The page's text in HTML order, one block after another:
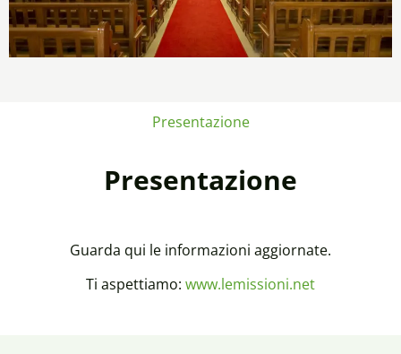
Presentazione
Presentazione
Guarda qui le informazioni aggiornate.
Ti aspettiamo: www.lemissioni.net